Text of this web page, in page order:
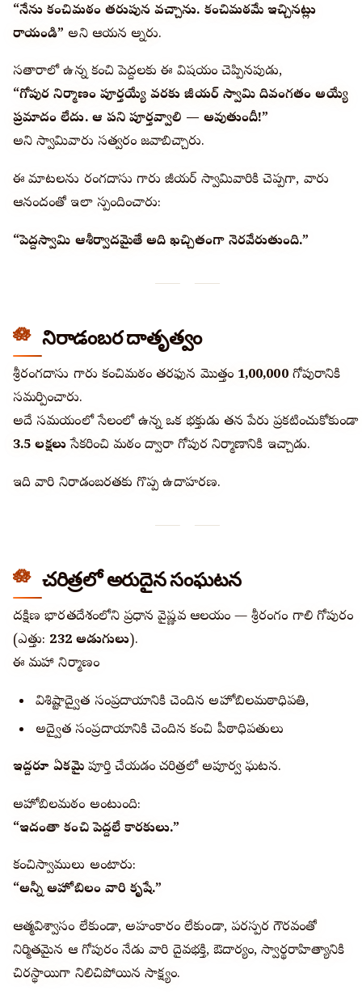
“నేను కంచిమఠం తరుపున వచ్చాను. కంచిమఠమే ఇచ్చినట్లు
రాయండి” అని ఆయన అన్నారు.
సతారాలో ఉన్న కంచి పెద్దలకు ఈ విషయం చెప్పినపుడు,
“గోపుర నిర్మాణం పూర్తయ్యే వరకు జీయర్ స్వామి దివంగతం అయ్యే
ప్రమాదం లేదు. ఆ పని పూర్తవ్వాలి — అవుతుందీ!”
అని స్వామివారు సత్వరం జవాబిచ్చారు.
ఈ మాటలను రంగదాసు గారు జీయర్ స్వామివారికి చెప్పగా, వారు
ఆనందంతో ఇలా స్పందించారు:
“పెద్దస్వామి ఆశీర్వాదమైతే అది ఖచ్చితంగా నెరవేరుతుంది.”
నిరాడంబర దాతృత్వం
శ్రీరంగదాసు గారు కంచిమఠం తరఫున మొత్తం ₹1,00,000గోపురానికి
సమర్పించారు.
అదే సమయంలో సేలంలో ఉన్న ఒక భక్తుడు తన పేరు ప్రకటించుకోకుండా
₹3.5 లక్షలుసేకరించి మఠం ద్వారా గోపుర నిర్మాణానికి ఇచ్చాడు.
ఇది వారి నిరాడంబరతకు గొప్ప ఉదాహరణ.
చరిత్రలో అరుదైన సంఘటన
దక్షిణ భారతదేశంలోని ప్రధాన వైష్ణవ ఆలయం — శ్రీరంగం గాలి గోపురం
(ఎత్తు: 232 అడుగులు).
ఈ మహా నిర్మాణం
విశిష్టాద్వైత సంప్రదాయానికి చెందిన అహోబిలమఠాధిపతి,
అద్వైత సంప్రదాయానికి చెందిన కంచి పీఠాధిపతులు
ఇద్దరూ ఏకమైపూర్తి చేయడం చరిత్రలో అపూర్వ ఘటన.
అహోబిలమఠం అంటుంది:
“ఇదంతా కంచి పెద్దలే కారకులు.”
కంచిస్వాములు అంటారు:
“అన్నీ అహోబిలం వారి కృషే.”
ఆత్మవిశ్వాసం లేకుండా, అహంకారం లేకుండా, పరస్పర గౌరవంతో
నిర్మితమైన ఆ గోపురం నేడు వారి దైవభక్తి, ఔదార్యం, స్వార్థరాహిత్యానికి
చిరస్థాయిగా నిలిచిపోయిన సాక్ష్యం.